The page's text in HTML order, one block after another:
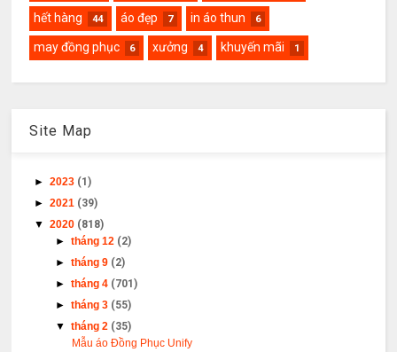
hết hàng 44 áo đẹp 7 in áo thun 6
may đồng phục 6 xưởng 4 khuyến mãi 1
Site Map
►2023 (1)
►2021 (39)
▼2020 (818)
►tháng 12 (2)
►tháng 9 (2)
►tháng 4 (701)
►tháng 3 (55)
▼tháng 2 (35)
Mẫu áo Đồng Phục Unify